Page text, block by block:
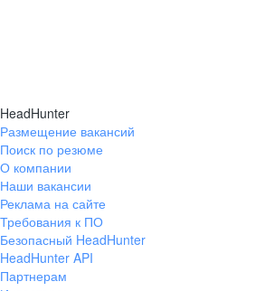
HeadHunter
Размещение вакансий
Поиск по резюме
О компании
Наши вакансии
Реклама на сайте
Требования к ПО
Безопасный HeadHunter
HeadHunter API
Партнерам